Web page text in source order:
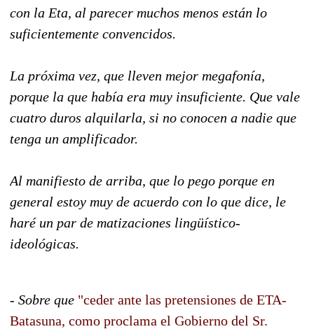
con la Eta, al parecer muchos menos están lo
suficientemente convencidos.
La próxima vez, que lleven mejor megafonía,
porque la que había era muy insuficiente. Que vale
cuatro duros alquilarla, si no conocen a nadie que
tenga un amplificador.
Al manifiesto de arriba, que lo pego porque en
general estoy muy de acuerdo con lo que dice, le
haré un par de matizaciones lingüístico-
ideológicas.
- Sobre que "ceder ante las pretensiones de ETA-
Batasuna, como proclama el Gobierno del Sr.